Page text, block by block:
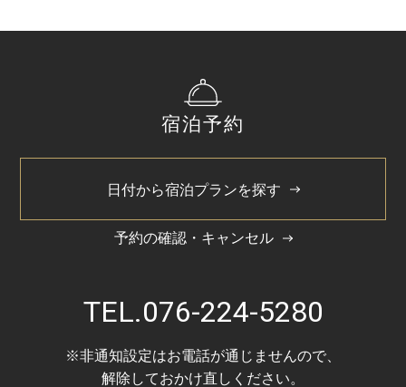
宿泊予約
日付から宿泊プランを探す
予約の確認・キャンセル
TEL.076-224-5280
※非通知設定はお電話が通じませんので、
解除しておかけ直しください。